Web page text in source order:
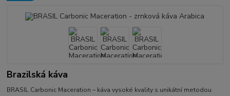
Brazilská káva
BRASIL Carbonic Maceration – káva vysoké kvality s unikátní metodou